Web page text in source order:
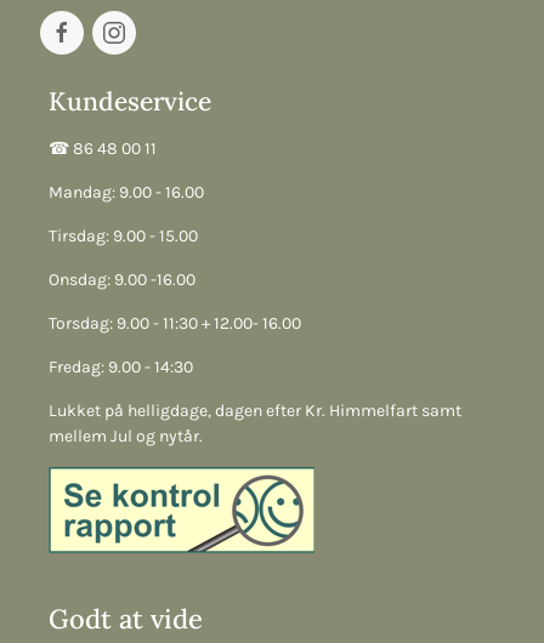
Kundeservice
☎︎ 86 48 00 11
Mandag: 9.00 - 16.00
Tirsdag: 9.00 - 15.00
Onsdag: 9.00 -16.00
Torsdag: 9.00 - 11:30 + 12.00- 16.00
Fredag: 9.00 - 14:30
Lukket på helligdage, dagen efter Kr. Himmelfart samt
mellem Jul og nytår.
Godt at vide